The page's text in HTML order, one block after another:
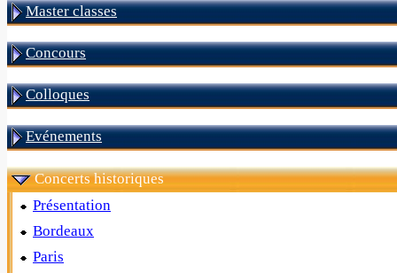
Master classes
Concours
Colloques
Evénements
Concerts historiques
Présentation
Bordeaux
Paris